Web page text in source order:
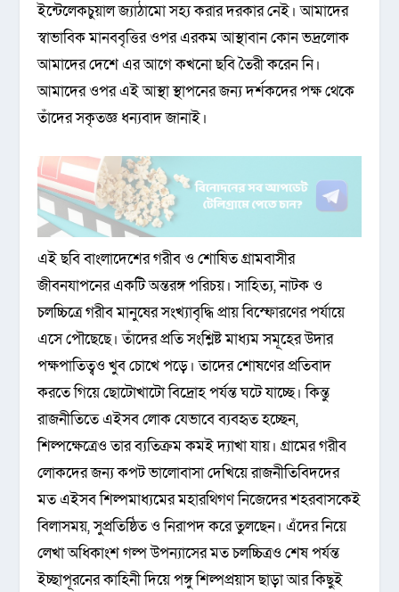
ইন্টেলেকচুয়াল জ্যাঠামো সহ্য করার দরকার নেই। আমাদের
স্বাভাবিক মানববৃত্তির ওপর এরকম আস্থাবান কোন ভদ্রলোক
আমাদের দেশে এর আগে কখনো ছবি তৈরী করেন নি।
আমাদের ওপর এই আস্থা স্থাপনের জন্য দর্শকদের পক্ষ থেকে
তাঁদের সকৃতজ্ঞ ধন্যবাদ জানাই।
এই ছবি বাংলাদেশের গরীব ও শোষিত গ্রামবাসীর
জীবনযাপনের একটি অন্তরঙ্গ পরিচয়। সাহিত্য, নাটক ও
চলচ্চিত্রে গরীব মানুষের সংখ্যাবৃদ্ধি প্রায় বিস্ফোরণের পর্যায়ে
এসে পৌছেছে। তাঁদের প্রতি সংশ্লিষ্ট মাধ্যম সমূহের উদার
পক্ষপাতিত্বও খুব চোখে পড়ে। তাদের শোষণের প্রতিবাদ
করতে গিয়ে ছোটোখাটো বিদ্রোহ পর্যন্ত ঘটে যাচ্ছে। কিন্তু
রাজনীতিতে এইসব লোক যেভাবে ব্যবহৃত হচ্ছেন,
শিল্পক্ষেত্রেও তার ব্যতিক্রম কমই দ্যাখা যায়। গ্রামের গরীব
লোকদের জন্য কপট ভালোবাসা দেখিয়ে রাজনীতিবিদদের
মত এইসব শিল্পমাধ্যমের মহারথিগণ নিজেদের শহরবাসকেই
বিলাসময়, সুপ্রতিষ্ঠিত ও নিরাপদ করে তুলছেন। এঁদের নিয়ে
লেখা অধিকাংশ গল্প উপন্যাসের মত চলচ্চিত্রও শেষ পর্যন্ত
ইচ্ছাপূরনের কাহিনী দিয়ে পঙ্গু শিল্পপ্রয়াস ছাড়া আর কিছুই